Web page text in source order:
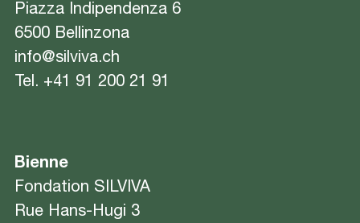
Piazza Indipendenza 6
6500 Bellinzona
info@silviva.ch
Tel. +41 91 200 21 91
Bienne
Fondation SILVIVA
Rue Hans-Hugi 3